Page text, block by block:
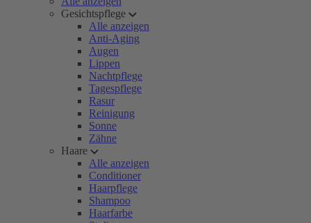
Gesichtspflege
Alle anzeigen
Anti-Aging
Augen
Lippen
Nachtpflege
Tagespflege
Rasur
Reinigung
Sonne
Zähne
Haare
Alle anzeigen
Conditioner
Haarpflege
Shampoo
Haarfarbe